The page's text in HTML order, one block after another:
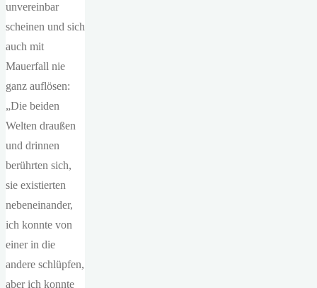
unvereinbar
scheinen und sich
auch mit
Mauerfall nie
ganz auflösen:
„Die beiden
Welten draußen
und drinnen
berührten sich,
sie existierten
nebeneinander,
ich konnte von
einer in die
andere schlüpfen,
aber ich konnte